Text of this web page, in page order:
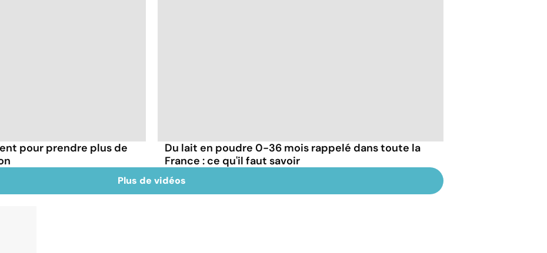
pour prendre plus de
Du lait en poudre 0-36 mois rappelé dans toute la
France : ce qu'il faut savoir
Plus de vidéos